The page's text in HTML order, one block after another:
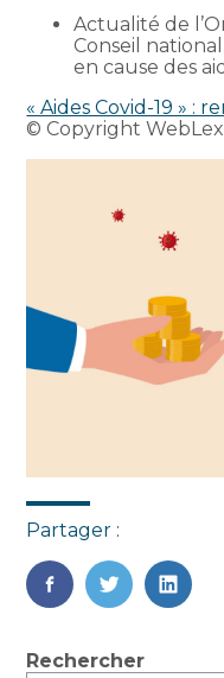
Actualité de
Conseil
en cause des
« Aides Covid-19 » :
© Copyright WebLex
Partager :
FaceBook
Twitter
Blog
Rechercher